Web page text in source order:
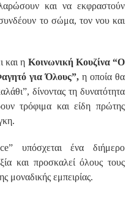
και να εκφραστούν
το σώμα, τον νου και
και η Κοινωνική Κουζίνα “Ο
για Όλους”, η οποία θα
δίνοντας τη δυνατότητα
τρόφιμα και είδη πρώτης
υπόσχεται ένα διήμερο
και προσκαλεί όλους τους
μοναδικής εμπειρίας.